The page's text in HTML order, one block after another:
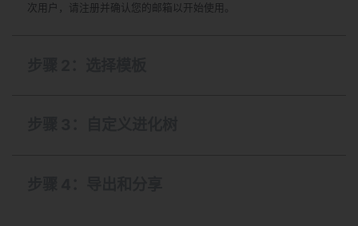
次用户，请注册并确认您的邮箱以开始使用。